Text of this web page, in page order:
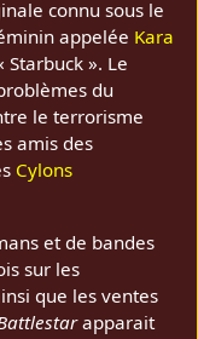
connu sous le
appelée Kara
». Le
du
le terrorisme
amis des
Cylons
et de bandes
sur les
que les ventes
apparait